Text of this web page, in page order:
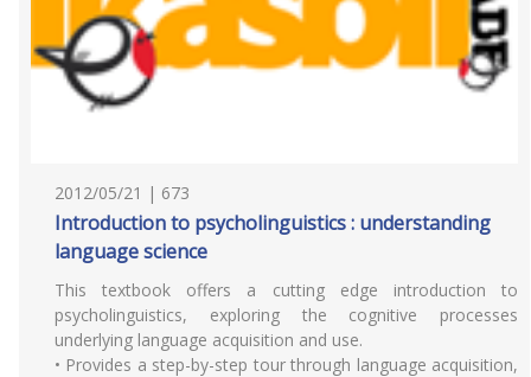
2012/05/21 | 673
Introduction to psycholinguistics : understanding
language science
This textbook offers a cutting edge introduction to
psycholinguistics, exploring the cognitive processes
underlying language acquisition and use.
• Provides a step-by-step tour through language acquisition,